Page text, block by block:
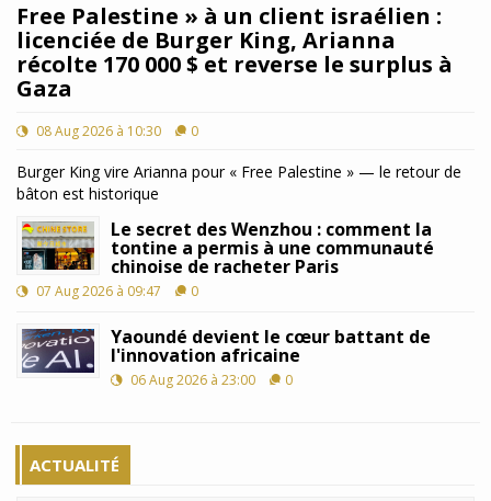
Free Palestine » à un client israélien :
licenciée de Burger King, Arianna
récolte 170 000 $ et reverse le surplus à
Gaza
08 Aug 2026 à 10:30 0
Burger King vire Arianna pour « Free Palestine » — le retour de
bâton est historique
Le secret des Wenzhou : comment la
tontine a permis à une communauté
chinoise de racheter Paris
07 Aug 2026 à 09:47 0
Yaoundé devient le cœur battant de
l'innovation africaine
06 Aug 2026 à 23:00 0
ACTUALITÉ